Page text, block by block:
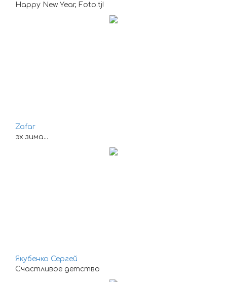
Happy New Year, Foto.tj!
Zafar
эх зима...
Якубенко Сергей
Счастливое детство